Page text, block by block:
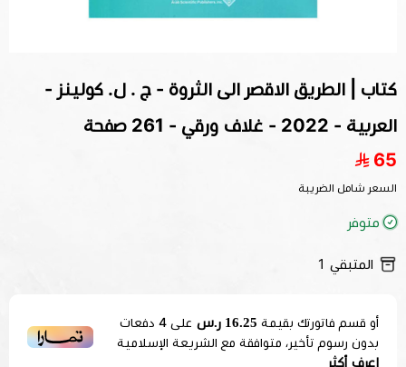
كتاب | الطريق الاقصر الى الثروة - ج . ل. كولينز -
العربية - 2022 - غلاف ورقي - 261 صفحة
65
السعر شامل الضريبة
متوفر
المتبقي 1
أو قسم فاتورتك بقيمة 16.25 ر.س على 4 دفعات
بدون رسوم تأخير، متوافقة مع الشريعة الإسلامية
اعرف أكثر